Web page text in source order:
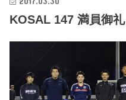
KOSAL 147 満員御礼